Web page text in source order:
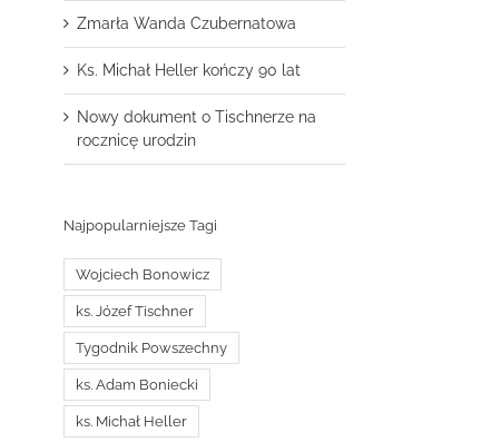
Zmarła Wanda Czubernatowa
Ks. Michał Heller kończy 90 lat
Nowy dokument o Tischnerze na
rocznicę urodzin
Najpopularniejsze Tagi
Wojciech Bonowicz
ks. Józef Tischner
Tygodnik Powszechny
ks. Adam Boniecki
ks. Michał Heller